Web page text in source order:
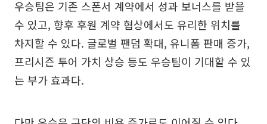
우승팀은 기존 스폰서 계약에서 성과 보너스를 받을
수 있고, 향후 후원 계약 협상에서도 유리한 위치를
차지할 수 있다. 글로벌 팬덤 확대, 유니폼 판매 증가,
프리시즌 투어 가치 상승 등도 우승팀이 기대할 수 있
는 부가 효과다.